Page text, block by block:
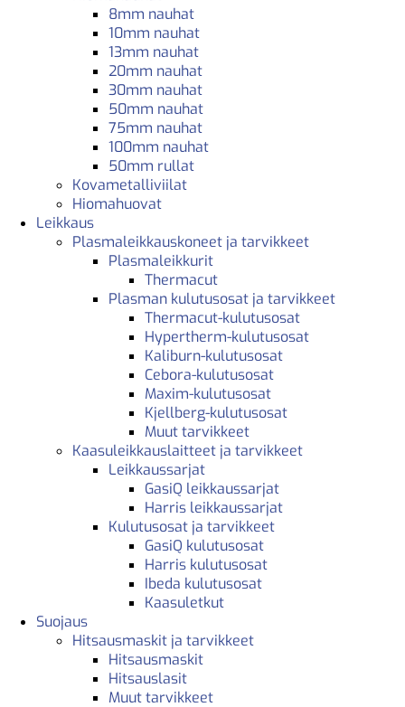
8mm nauhat
10mm nauhat
13mm nauhat
20mm nauhat
30mm nauhat
50mm nauhat
75mm nauhat
100mm nauhat
50mm rullat
Kovametalliviilat
Hiomahuovat
Leikkaus
Plasmaleikkauskoneet ja tarvikkeet
Plasmaleikkurit
Thermacut
Plasman kulutusosat ja tarvikkeet
Thermacut-kulutusosat
Hypertherm-kulutusosat
Kaliburn-kulutusosat
Cebora-kulutusosat
Maxim-kulutusosat
Kjellberg-kulutusosat
Muut tarvikkeet
Kaasuleikkauslaitteet ja tarvikkeet
Leikkaussarjat
GasiQ leikkaussarjat
Harris leikkaussarjat
Kulutusosat ja tarvikkeet
GasiQ kulutusosat
Harris kulutusosat
Ibeda kulutusosat
Kaasuletkut
Suojaus
Hitsausmaskit ja tarvikkeet
Hitsausmaskit
Hitsauslasit
Muut tarvikkeet